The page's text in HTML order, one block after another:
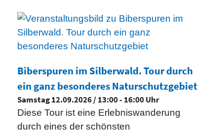
Biberspuren im Silberwald. Tour durch
ein ganz besonderes Naturschutzgebiet
Samstag 12.09.2026 / 13:00 - 16:00 Uhr
Diese Tour ist eine Erlebniswanderung
durch eines der schönsten